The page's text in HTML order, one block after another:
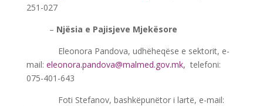
251-027
– Njësia e Pajisjeve Mjekësore
Eleonora Pandova, udhëheqëse e sektorit, e-
mail: eleonora.pandova@malmed.gov.mk, telefoni:
075-401-643
Foti Stefanov, bashkëpunëtor i lartë, e-mail: